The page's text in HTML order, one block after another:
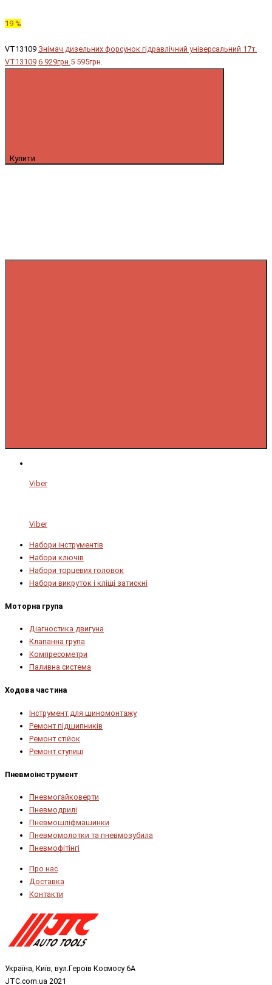
19 %
VT13109 Знімач дизельних форсунок гідравлічний універсальний 17т.
VT13109 6 929грн.5 595грн.
Купити
Viber
Viber
Набори інструментів
Набори ключів
Набори торцевих головок
Набори викруток і кліщі затискні
Моторна група
Діагностика двигуна
Клапанна група
Компресометри
Паливна система
Ходова частина
Інструмент для шиномонтажу
Ремонт підшипників
Ремонт стійок
Ремонт ступиці
Пневмоінструмент
Пневмогайковерти
Пневмодрилі
Пневмошліфмашинки
Пневмомолотки та пневмозубила
Пневмофітінгі
Про нас
Доставка
Контакти
Україна, Київ, вул.Героїв Космосу 6А
JTC.com.ua 2021